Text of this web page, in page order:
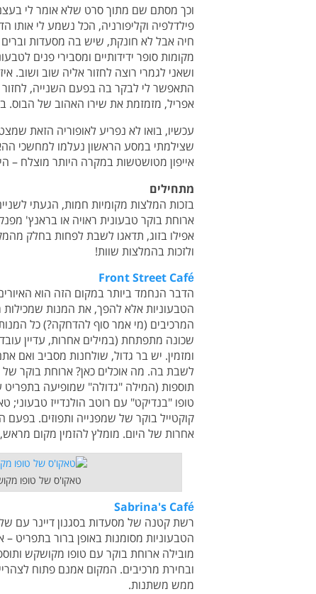
וכך מסתם שם מתוך סרט שלא אומר לי
פילדלפיה וקליפורניה, הכל נשמע לי
חיה אבל לא חונקת, שיש בה מסעדות וברים
מקומות סופר ידידותיים ומסבירי פנים
ושאני לגמרי רוצה לחזור אליה שוב
התאפשר לי לבקר בה בפעם השנייה,
אפריל, מזמזמת את שירו האהוב של הבוס.
עכשיו, בואו לא נפריע לאופוריה הזאת
שצילמתי במסע הראשון נעלמו למחשכי
אייפון מטושטשות במקרה היותר מוצלח –
מתחילים
בזכות המלצות מקומיות חמות, הגעתי
ארוחת בוקר טבעונית ראויה או בראנץ'
אפילו בזוג, תדאגו לשבת לפחות בחלק
ולזכות בהמלצות שוות!
Front Street Café
הדבר הנחמד ביותר במקום הזה הוא
הטבעוניות אלא להפך, את המנות
המרכיבים (מי אמר סוף להדחקה?) כל
שכונה מתפתחת (במילים אחרות, עדיין
ומזמין. יש בר גדול, שולחנות מסביב
לשבת בה. מה אוכלים כאן? ארוחת בוקר
תוספות (המילה "גדולה" שמופיעה
טופו "בנדיקט" עם רוטב הולנדייז טבעוני;
קוקטייל בוקר של שמפנייה ותפוזים.
אחרות של היום. מומלץ להזמין מקום
טאקו'ס של טופו
Sabrina's Café
רשת קטנה של מסעדות בסגנון דיינר עם
הטבעוניות מסומנות באופן ברור בתפריט
מובילה ארוחת בוקר עם טופו מקושקש
ובחירת מרכיבים. המקום אמנם פתוח
ממש משתנות.